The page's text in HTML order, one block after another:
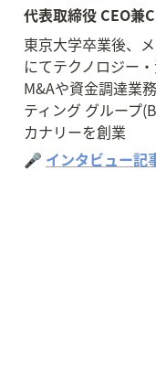
代表取締役 CEO兼
東京大学卒業後、
にてテクノロジー
M&Aや資金調達業
ティング グループ
カナリーを創業
🎤 インタビュー記